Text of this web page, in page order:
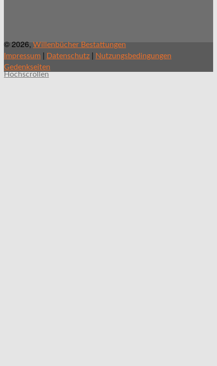
© 2026, Willenbücher Bestattungen
Impressum | Datenschutz | Nutzungsbedingungen
Gedenkseiten
Hochscrollen